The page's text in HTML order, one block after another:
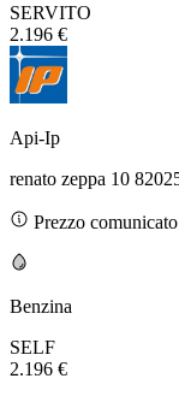
SERVITO
2.196 €
Api-Ip
renato zeppa 10
Prezzo
Benzina
SELF
2.196 €